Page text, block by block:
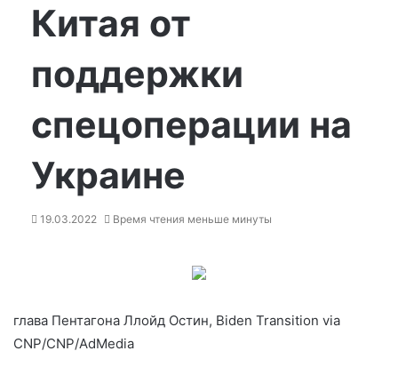
Китая от
поддержки
спецоперации на
Украине
19.03.2022 Время чтения меньше минуты
глава Пентагона Ллойд Остин, Biden Transition via
CNP/CNP/AdMedia